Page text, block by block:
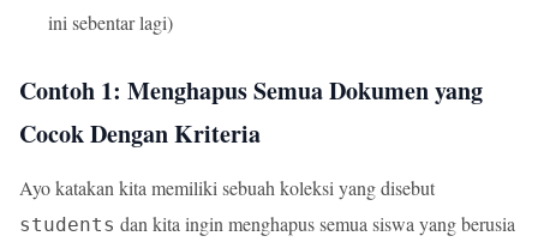
ini sebentar lagi)
Contoh 1: Menghapus Semua Dokumen yang
Cocok Dengan Kriteria
Ayo katakan kita memiliki sebuah koleksi yang disebut
students dan kita ingin menghapus semua siswa yang berusia